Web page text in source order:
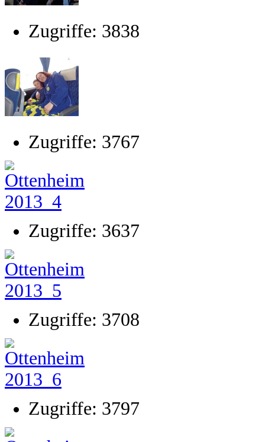
Zugriffe: 3838
Zugriffe: 3767
Zugriffe: 3637
Zugriffe: 3708
Zugriffe: 3797